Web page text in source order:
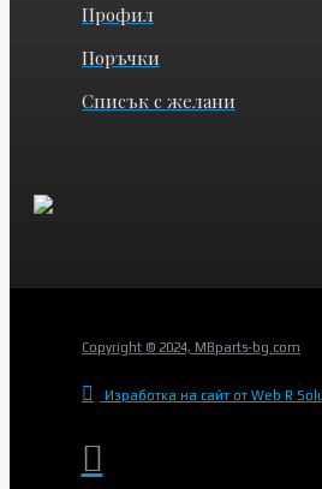
Профил
Поръчки
Списък с желани
Copyright © 2024, MBparts-bg.com
Изработка на сайт от Web R